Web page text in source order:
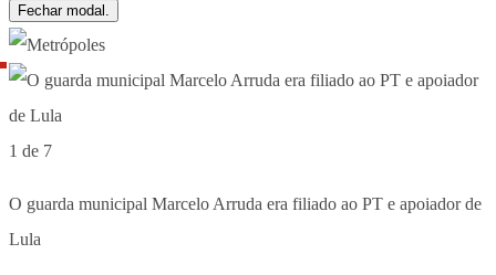
Fechar modal.
1 de 7
O guarda municipal Marcelo Arruda era filiado ao PT e apoiador de
Lula